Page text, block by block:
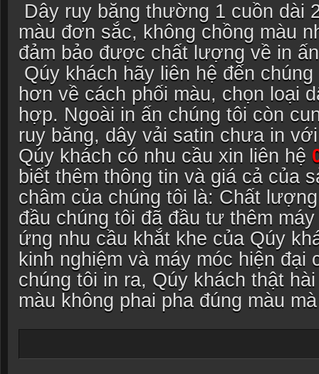
Dây ruy băng thường 1 cuồn dài
màu đơn sắc, không chồng màu
đảm bảo được chất lượng về in
Qúy khách hãy liên hệ đến
hơn về cách phối màu, chọn loại
hợp. Ngoài in ấn chúng tôi còn
ruy băng, dây vải satin chưa in
Qúy khách có nhu cầu xin liên hệ
biết thêm thông tin và giá cả của
châm của chúng tôi là: Chất
đầu chúng tôi đã đầu tư thêm
ứng nhu cầu khắt khe của Qúy
kinh nghiệm và máy móc hiện đại
chúng tôi in ra, Qúy khách thật
màu không phai pha đúng màu